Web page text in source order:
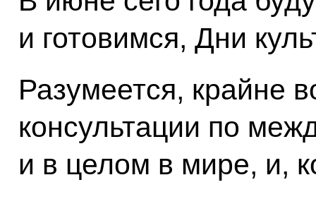
и готовимся, Дни
Разумеется, крайне
консультации по
и в целом в мире, и,